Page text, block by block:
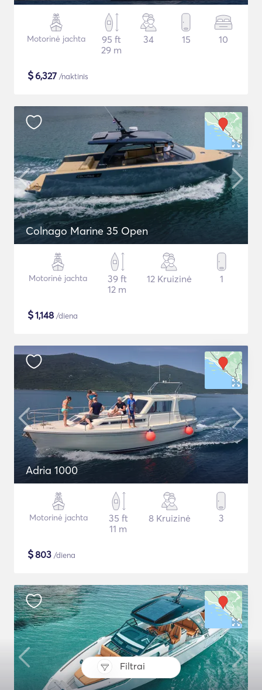
Filtrai
Motorinė jachta
95 ft
29 m
34 15 10
$6,327 /naktinis
Colnago Marine 35 Open
Motorinė jachta
39 ft
12 m
12 Kruizinė 1
$1,148 /diena
Adria 1000
Motorinė jachta
35 ft
11 m
8 Kruizinė 3
$803 /diena